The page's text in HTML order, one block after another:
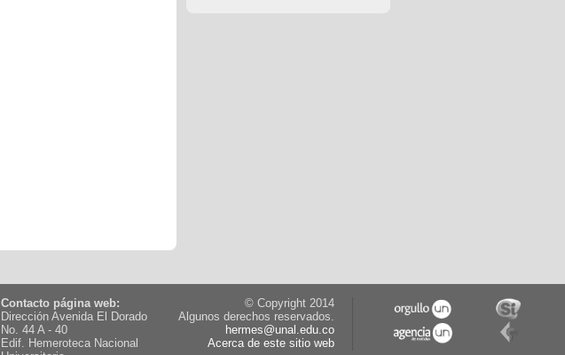
Contacto página web:
Dirección Avenida El Dorado
No. 44 A - 40
Edif. Hemeroteca Nacional
© Copyright 2014
Algunos derechos reservados.
hermes@unal.edu.co
Acerca de este sitio web